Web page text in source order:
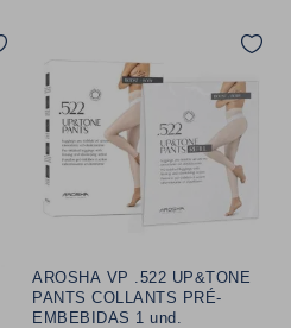
AROSHA VP .522 UP&TONE
PANTS COLLANTS PRÉ-
EMBEBIDAS 1 und.